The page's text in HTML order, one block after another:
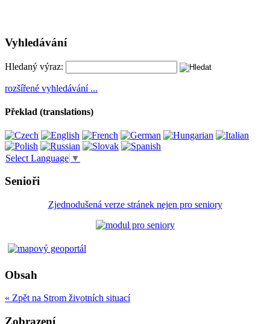
Vyhledávání
Hledaný výraz:
rozšířené vyhledávání ...
Překlad (translations)
Select Language ▼
Senioři
Zjednodušená verze stránek nejen pro seniory
Obsah
« Zpět na Strom životních situací
Zobrazení